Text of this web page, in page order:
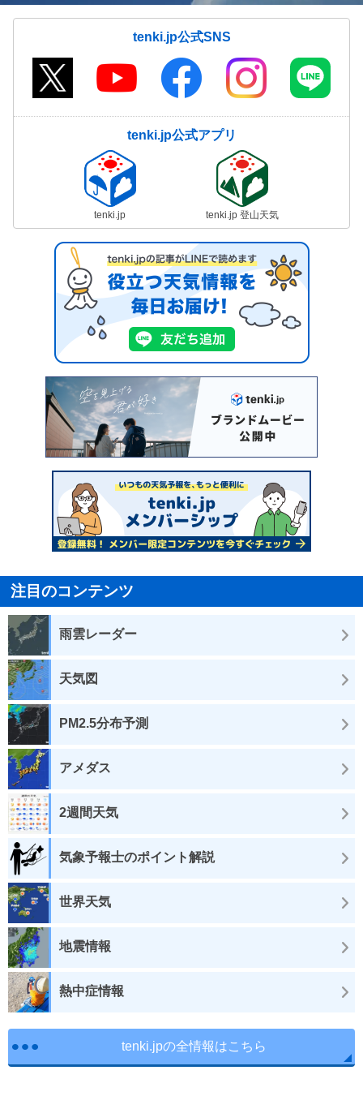
tenki.jp公式SNS
tenki.jp公式アプリ
tenki.jp tenki.jp 登山天気
注目のコンテンツ
雨雲レーダー
天気図
PM2.5分布予測
アメダス
2週間天気
気象予報士のポイント解説
世界天気
地震情報
熱中症情報
tenki.jpの全情報はこちら